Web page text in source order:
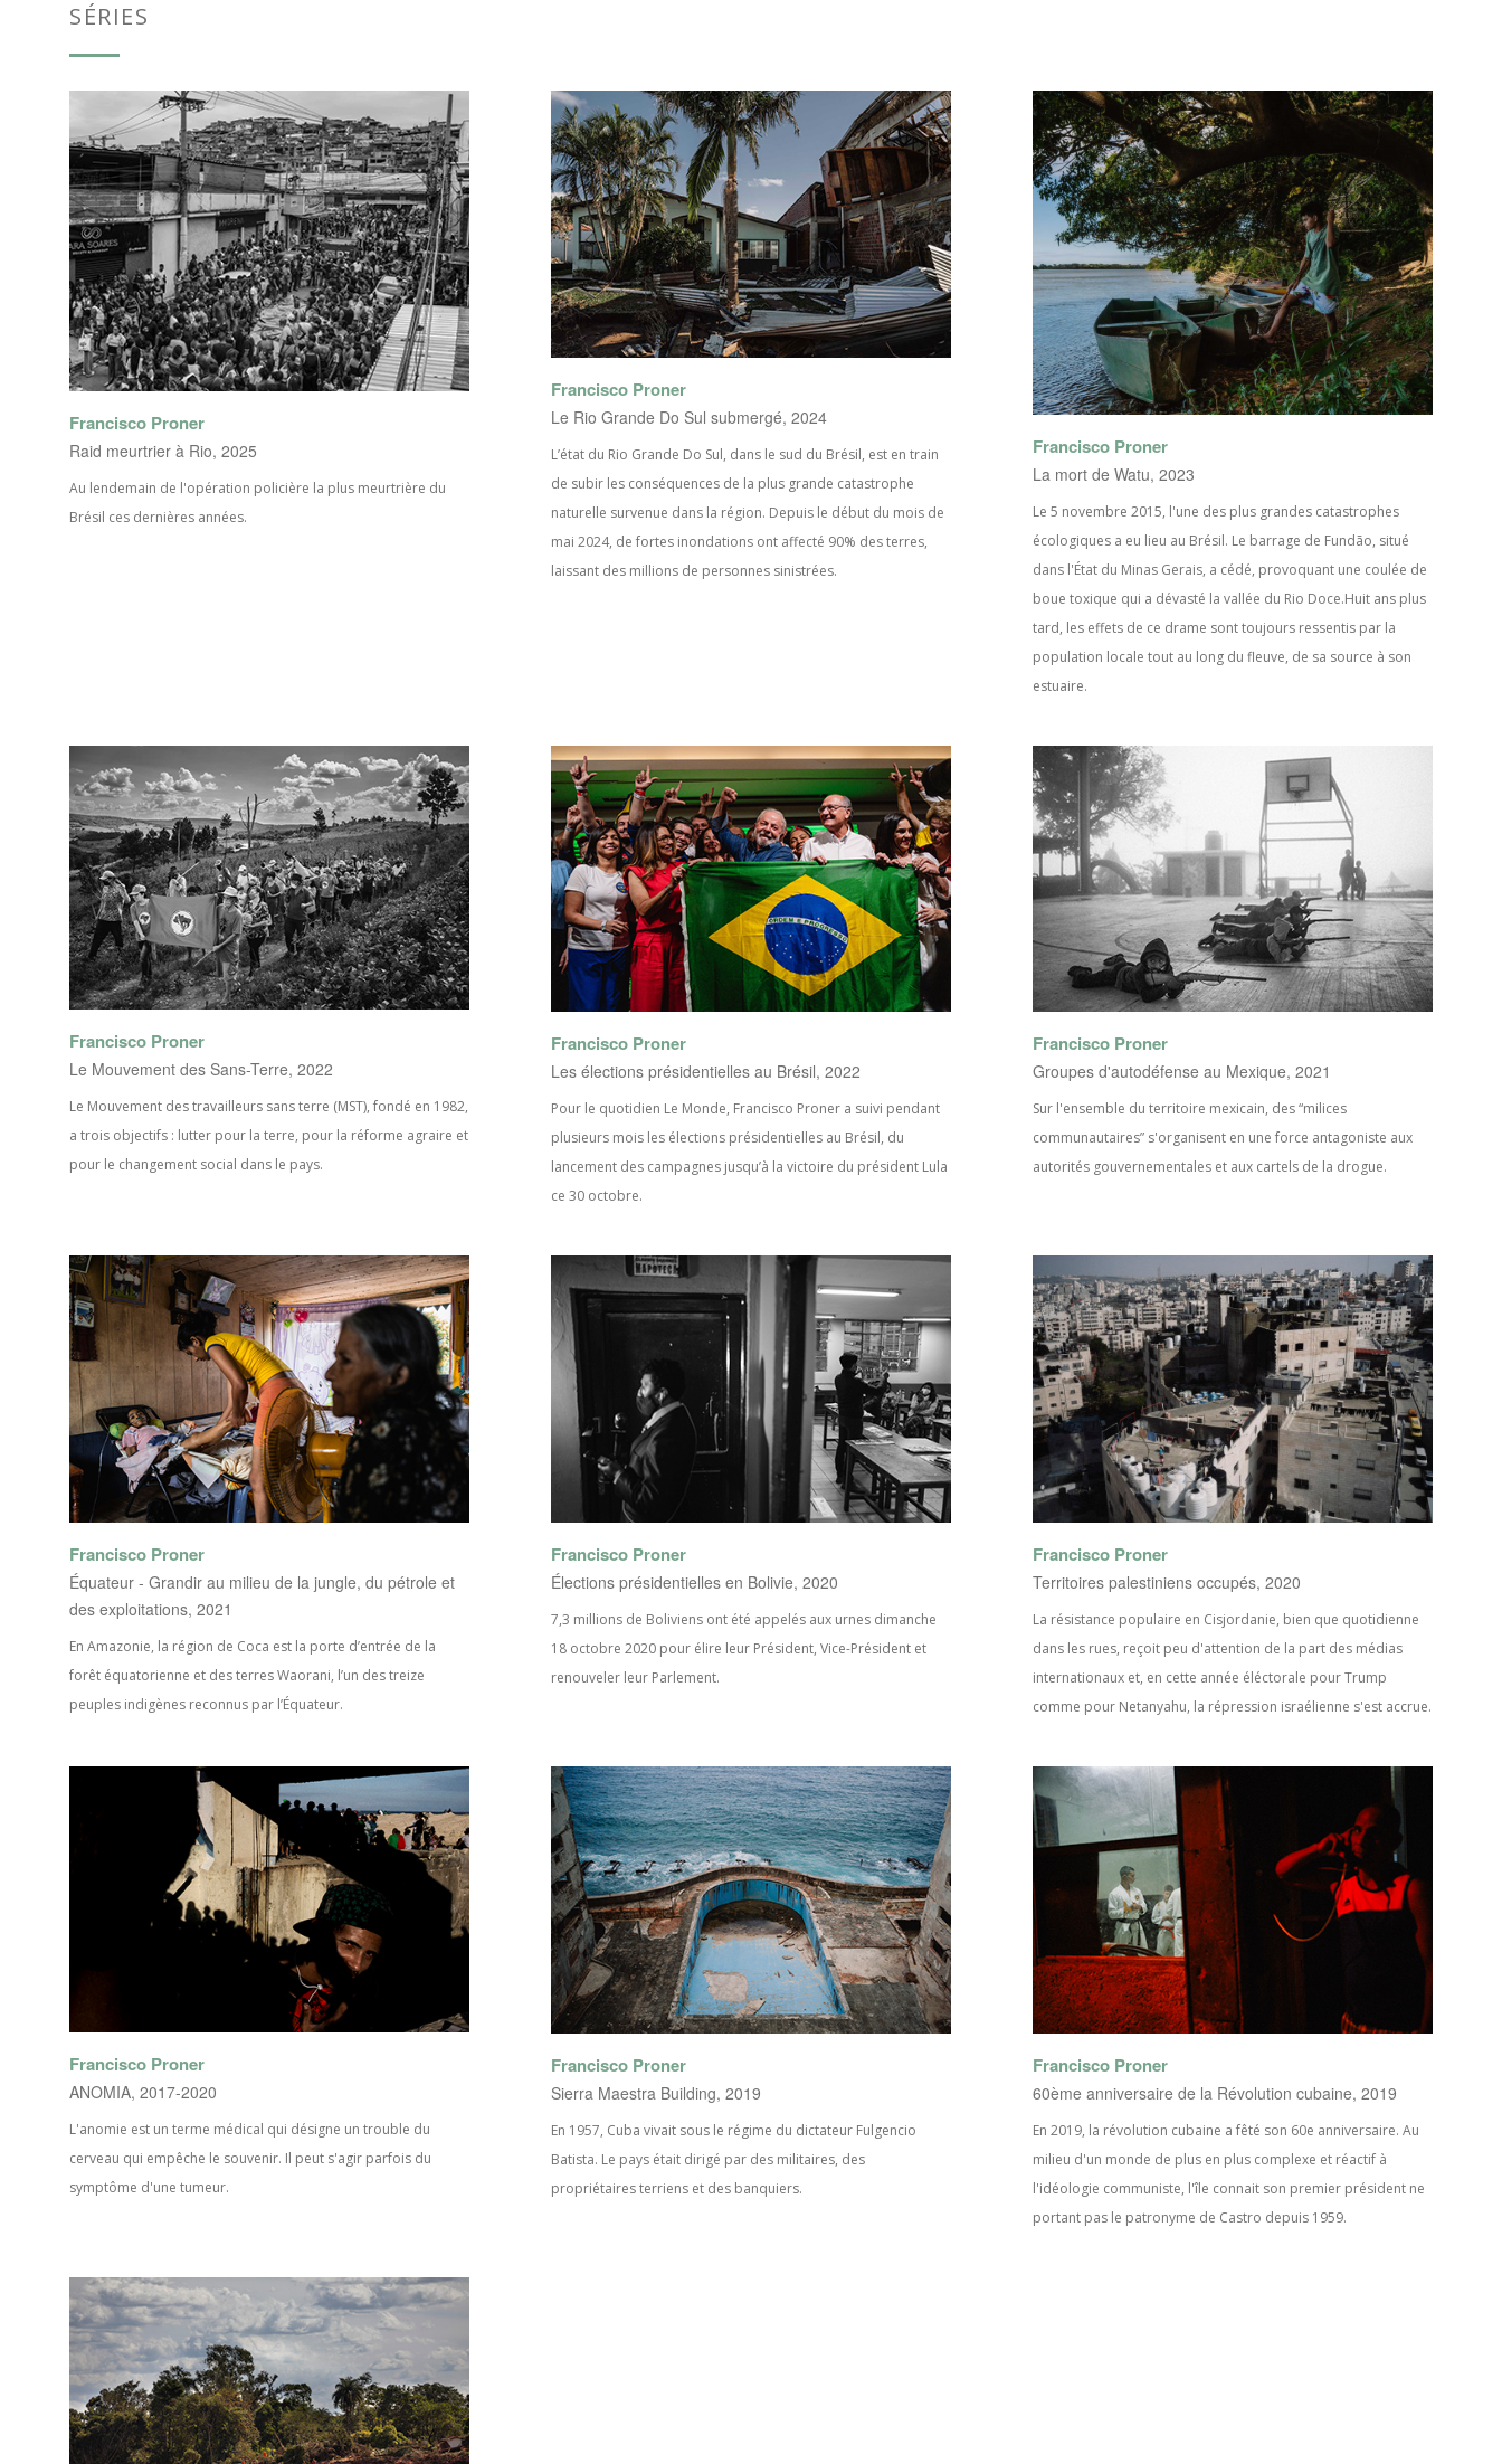
SÉRIES
Francisco Proner
Raid meurtrier à Rio, 2025
Au lendemain de l'opération policière la plus meurtrière du
Brésil ces dernières années.
Francisco Proner
Le Rio Grande Do Sul submergé, 2024
L’état du Rio Grande Do Sul, dans le sud du Brésil, est en train
de subir les conséquences de la plus grande catastrophe
naturelle survenue dans la région. Depuis le début du mois de
mai 2024, de fortes inondations ont affecté 90% des terres,
laissant des millions de personnes sinistrées.
Francisco Proner
La mort de Watu, 2023
Le 5 novembre 2015, l'une des plus grandes catastrophes
écologiques a eu lieu au Brésil. Le barrage de Fundão, situé
dans l'État du Minas Gerais, a cédé, provoquant une coulée de
boue toxique qui a dévasté la vallée du Rio Doce.Huit ans plus
tard, les effets de ce drame sont toujours ressentis par la
population locale tout au long du fleuve, de sa source à son
estuaire.
Francisco Proner
Le Mouvement des Sans-Terre, 2022
Le Mouvement des travailleurs sans terre (MST), fondé en 1982,
a trois objectifs : lutter pour la terre, pour la réforme agraire et
pour le changement social dans le pays.
Francisco Proner
Les élections présidentielles au Brésil, 2022
Pour le quotidien Le Monde, Francisco Proner a suivi pendant
plusieurs mois les élections présidentielles au Brésil, du
lancement des campagnes jusqu’à la victoire du président Lula
ce 30 octobre.
Francisco Proner
Groupes d'autodéfense au Mexique, 2021
Sur l'ensemble du territoire mexicain, des “milices
communautaires” s'organisent en une force antagoniste aux
autorités gouvernementales et aux cartels de la drogue.
Francisco Proner
Équateur - Grandir au milieu de la jungle, du pétrole et
des exploitations, 2021
En Amazonie, la région de Coca est la porte d’entrée de la
forêt équatorienne et des terres Waorani, l’un des treize
peuples indigènes reconnus par l’Équateur.
Francisco Proner
Élections présidentielles en Bolivie, 2020
7,3 millions de Boliviens ont été appelés aux urnes dimanche
18 octobre 2020 pour élire leur Président, Vice-Président et
renouveler leur Parlement.
Francisco Proner
Territoires palestiniens occupés, 2020
La résistance populaire en Cisjordanie, bien que quotidienne
dans les rues, reçoit peu d'attention de la part des médias
internationaux et, en cette année éléctorale pour Trump
comme pour Netanyahu, la répression israélienne s'est accrue.
Francisco Proner
ANOMIA, 2017-2020
L'anomie est un terme médical qui désigne un trouble du
cerveau qui empêche le souvenir. Il peut s'agir parfois du
symptôme d'une tumeur.
Francisco Proner
Sierra Maestra Building, 2019
En 1957, Cuba vivait sous le régime du dictateur Fulgencio
Batista. Le pays était dirigé par des militaires, des
propriétaires terriens et des banquiers.
Francisco Proner
60ème anniversaire de la Révolution cubaine, 2019
En 2019, la révolution cubaine a fêté son 60e anniversaire. Au
milieu d'un monde de plus en plus complexe et réactif à
l'idéologie communiste, l'île connait son premier président ne
portant pas le patronyme de Castro depuis 1959.